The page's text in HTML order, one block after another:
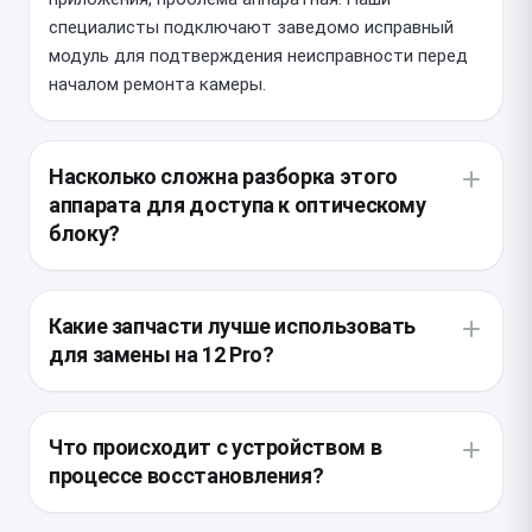
специалисты подключают заведомо исправный
модуль для подтверждения неисправности перед
началом ремонта камеры.
Насколько сложна разборка этого
аппарата для доступа к оптическому
блоку?
временем. Основная сложность заключается в
необходимости бережного демонтажа дисплея,
так как шлейфы расположены очень близко к
специального нагревательного стенда, чтобы
избежать повреждения матрицы и сенсорного
слоя.
Какие запчасти лучше использовать
для замены на 12 Pro?
аналоги часто не поддерживают корректную
работу оптической стабилизации. Важно
учитывать ревизию модуля, так как
Что происходит с устройством в
процессе восстановления?